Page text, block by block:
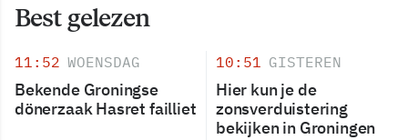
Best gelezen
11:52 WOENSDAG
Bekende Groningse
dönerzaak Hasret failliet
10:51 GISTEREN
Hier kun je de
zonsverduistering
bekijken in Groningen